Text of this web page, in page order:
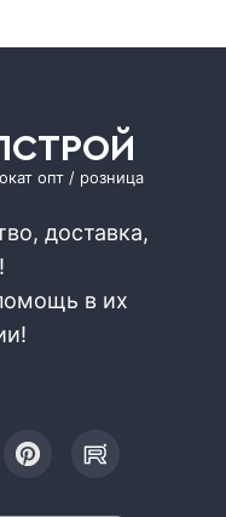
опт / розница
доставка,
в их